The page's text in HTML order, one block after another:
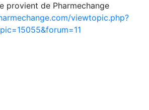
provient de Pharmechange
viewtopic.php?